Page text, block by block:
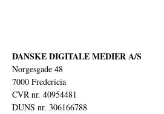
DANSKE DIGITALE MEDIER A/S
Norgesgade 48
7000 Fredericia
CVR nr. 40954481
DUNS nr. 306166788